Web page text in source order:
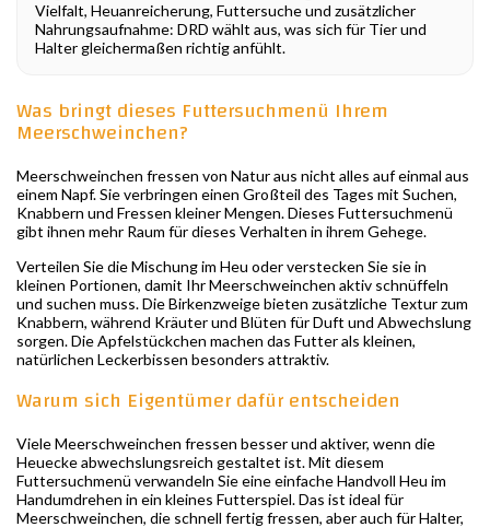
Vielfalt, Heuanreicherung, Futtersuche und zusätzlicher
Nahrungsaufnahme: DRD wählt aus, was sich für Tier und
Halter gleichermaßen richtig anfühlt.
Was bringt dieses Futtersuchmenü Ihrem
Meerschweinchen?
Meerschweinchen fressen von Natur aus nicht alles auf einmal aus
einem Napf. Sie verbringen einen Großteil des Tages mit Suchen,
Knabbern und Fressen kleiner Mengen. Dieses Futtersuchmenü
gibt ihnen mehr Raum für dieses Verhalten in ihrem Gehege.
Verteilen Sie die Mischung im Heu oder verstecken Sie sie in
kleinen Portionen, damit Ihr Meerschweinchen aktiv schnüffeln
und suchen muss. Die Birkenzweige bieten zusätzliche Textur zum
Knabbern, während Kräuter und Blüten für Duft und Abwechslung
sorgen. Die Apfelstückchen machen das Futter als kleinen,
natürlichen Leckerbissen besonders attraktiv.
Warum sich Eigentümer dafür entscheiden
Viele Meerschweinchen fressen besser und aktiver, wenn die
Heuecke abwechslungsreich gestaltet ist. Mit diesem
Futtersuchmenü verwandeln Sie eine einfache Handvoll Heu im
Handumdrehen in ein kleines Futterspiel. Das ist ideal für
Meerschweinchen, die schnell fertig fressen, aber auch für Halter,